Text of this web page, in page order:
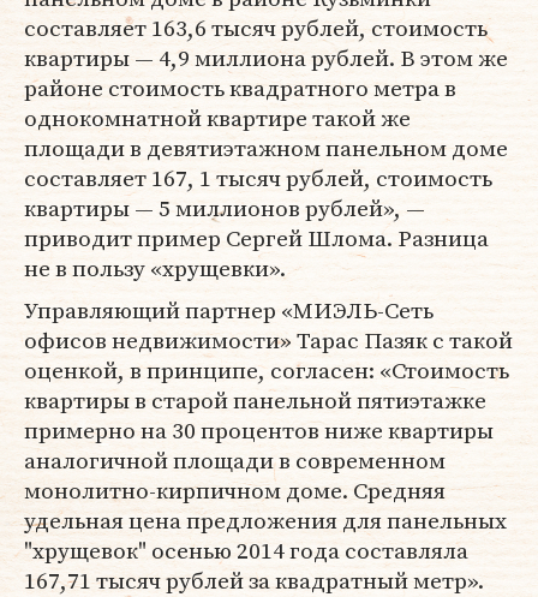
составляет 163,6 тысяч рублей, стоимость
квартиры — 4,9 миллиона рублей. В этом же
районе стоимость квадратного метра в
однокомнатной квартире такой же
площади в девятиэтажном панельном доме
составляет 167, 1 тысяч рублей, стоимость
квартиры — 5 миллионов рублей», —
приводит пример Сергей Шлома. Разница
не в пользу «хрущевки».
Управляющий партнер «МИЭЛЬ-Сеть
офисов недвижимости» Тарас Пазяк с такой
оценкой, в принципе, согласен: «Стоимость
квартиры в старой панельной пятиэтажке
примерно на 30 процентов ниже квартиры
аналогичной площади в современном
монолитно-кирпичном доме. Средняя
удельная цена предложения для панельных
"хрущевок" осенью 2014 года составляла
167,71 тысяч рублей за квадратный метр».